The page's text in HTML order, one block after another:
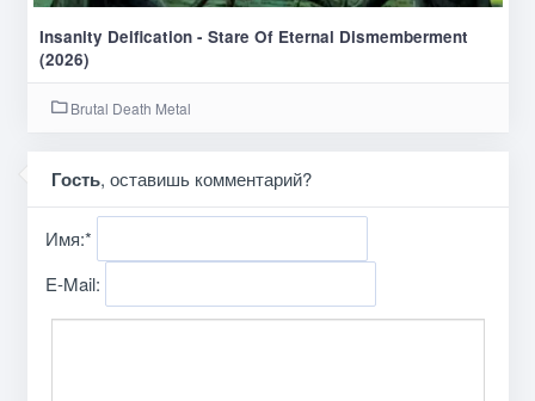
Insanity Deification - Stare Of Eternal Dismemberment
(2026)
Brutal Death Metal
Гость, оставишь комментарий?
Имя:*
E-Mail: